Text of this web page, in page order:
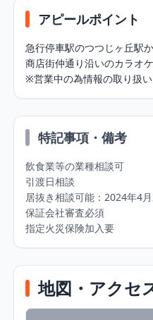
アピールポイント
急行停車駅のつつじヶ丘駅
商店街仲通り沿いのカラオ
※営業中の為情報の取り扱
特記事項・備考
飲食業等の業種相談可
引渡日相談
居抜き相談可能：2024年4
保証会社審査必須
指定火災保険加入要
地図・アクセ